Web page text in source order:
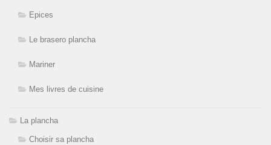
Epices
Le brasero plancha
Mariner
Mes livres de cuisine
La plancha
Choisir sa plancha